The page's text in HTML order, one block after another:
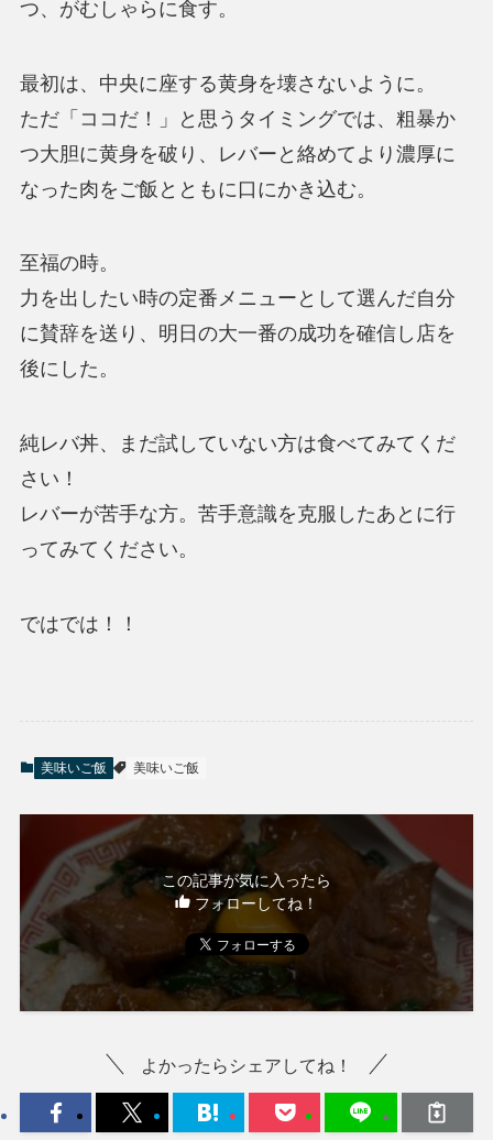
つ、がむしゃらに食す。
最初は、中央に座する黄身を壊さないように。
ただ「ココだ！」と思うタイミングでは、粗暴か
つ大胆に黄身を破り、レバーと絡めてより濃厚に
なった肉をご飯とともに口にかき込む。
至福の時。
力を出したい時の定番メニューとして選んだ自分
に賛辞を送り、明日の大一番の成功を確信し店を
後にした。
純レバ丼、まだ試していない方は食べてみてくだ
さい！
レバーが苦手な方。苦手意識を克服したあとに行
ってみてください。
ではでは！！
美味いご飯 美味いご飯
この記事が気に入ったら
フォローしてね！
よかったらシェアしてね！